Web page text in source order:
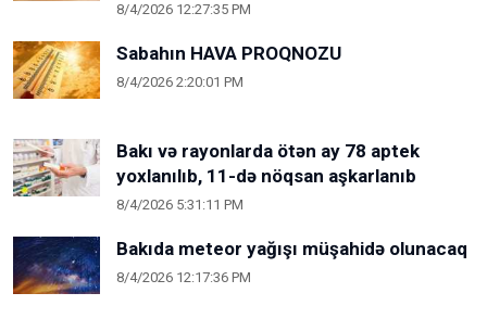
8/4/2026 12:27:35 PM
Sabahın HAVA PROQNOZU
8/4/2026 2:20:01 PM
Bakı və rayonlarda ötən ay 78 aptek
yoxlanılıb, 11-də nöqsan aşkarlanıb
8/4/2026 5:31:11 PM
Bakıda meteor yağışı müşahidə olunacaq
8/4/2026 12:17:36 PM